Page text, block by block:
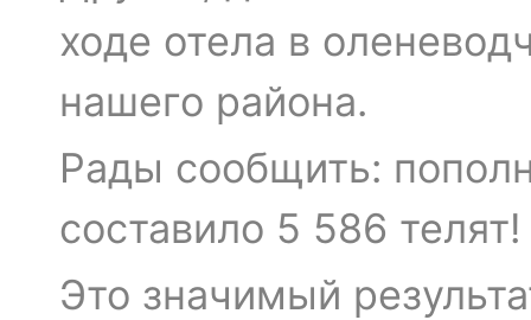
ходе отела в
нашего района.
Рады сообщить:
составило 5 586 телят!
Это значимый